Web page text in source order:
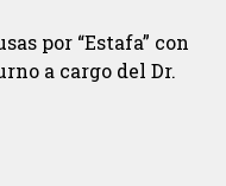
por “Estafa” con
a cargo del Dr.